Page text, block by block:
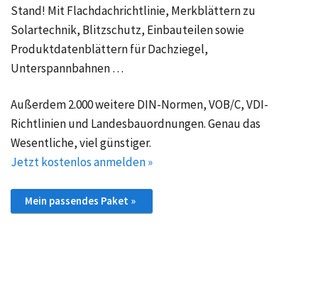
Stand! Mit Flachdachrichtlinie, Merkblättern zu
Solartechnik, Blitzschutz, Einbauteilen sowie
Produktdatenblättern für Dachziegel,
Unterspannbahnen …
Außerdem 2.000 weitere DIN-Normen, VOB/C, VDI-
Richtlinien und Landesbauordnungen. Genau das
Wesentliche, viel günstiger.
Jetzt kostenlos anmelden »
Mein passendes Paket »